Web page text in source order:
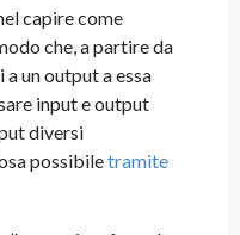
capire come
che, a partire da
a un output a essa
input e output
diversi
possibiletramite